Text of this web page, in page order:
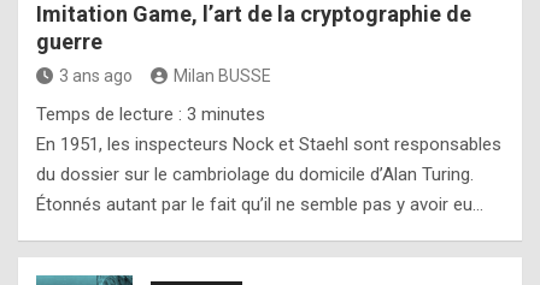
Imitation Game, l’art de la cryptographie de
guerre
3 ans ago Milan BUSSE
Temps de lecture : 3 minutes
En 1951, les inspecteurs Nock et Staehl sont responsables
du dossier sur le cambriolage du domicile d’Alan Turing.
Étonnés autant par le fait qu’il ne semble pas y avoir eu…